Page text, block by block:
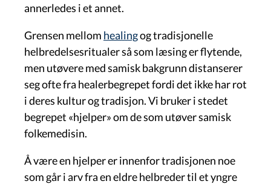
annerledes i et annet.
Grensen mellom healingog tradisjonelle
helbredelsesritualer så som læsing er flytende,
men utøvere med samisk bakgrunn distanserer
seg ofte fra healerbegrepet fordi det ikke har rot
i deres kultur og tradisjon. Vi bruker i stedet
begrepet «hjelper» om de som utøver samisk
folkemedisin.
Å være en hjelper er innenfor tradisjonen noe
som går i arv fra en eldre helbreder til et yngre